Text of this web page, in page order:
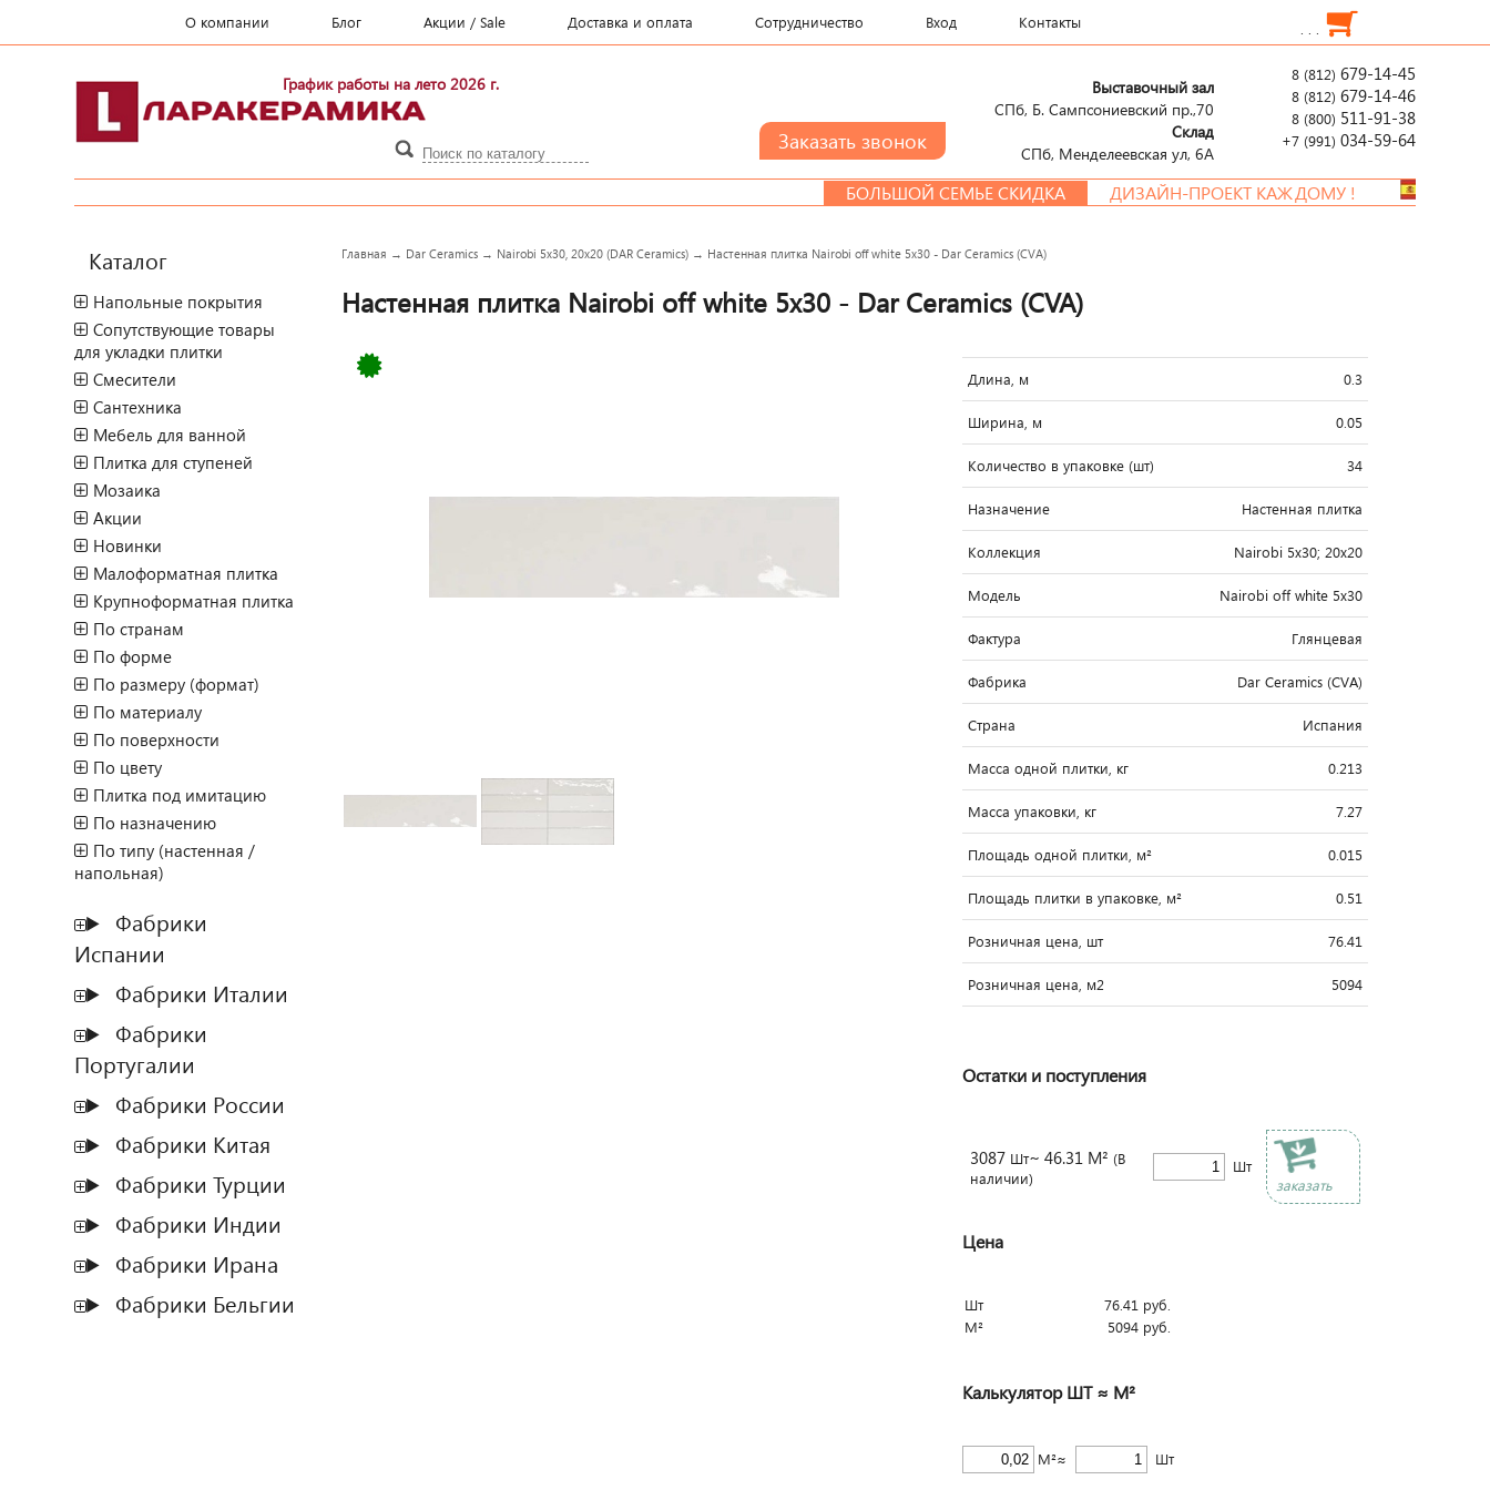
О компании Блог Акции / Sale Доставка и оплата Сотрудничество Вход Контакты . . .
График работы на лето 2026 г. 8 (812) 679-14-45
8 (812) 679-14-46
8 (800) 511-91-38
+7 (991) 034-59-64
Выставочный зал
СПб, Б. Сампсониевский пр.,70
Склад
СПб, Менделеевcкая ул, 6А
БОЛЬШОЙ СЕМЬЕ СКИДКА ДИЗАЙН-ПРОЕКТ КАЖДОМУ !
Каталог
Напольные покрытия
Сопутствующие товары
для укладки плитки
Смесители
Сантехника
Мебель для ванной
Плитка для ступеней
Мозаика
Акции
Новинки
Малоформатная плитка
Крупноформатная плитка
По странам
По форме
По размеру (формат)
По материалу
По поверхности
По цвету
Плитка под имитацию
По назначению
По типу (настенная /
напольная)
Фабрики
Испании
Фабрики Италии
Фабрики
Португалии
Фабрики России
Фабрики Китая
Фабрики Турции
Фабрики Индии
Фабрики Ирана
Фабрики Бельгии
Главная → Dar Ceramics → Nairobi 5x30, 20x20 (DAR Ceramics) → Настенная плитка Nairobi off white 5x30 - Dar Ceramics (CVA)
Настенная плитка Nairobi off white 5x30 - Dar Ceramics (CVA)
Длина, м 0.3
Ширина, м 0.05
Количество в упаковке (шт) 34
Назначение Настенная плитка
Коллекция Nairobi 5x30; 20x20
Модель Nairobi off white 5x30
Фактура Глянцевая
Фабрика Dar Ceramics (CVA)
Страна Испания
Масса одной плитки, кг 0.213
Масса упаковки, кг 7.27
Площадь одной плитки, м² 0.015
Площадь плитки в упаковке, м² 0.51
Розничная цена, шт 76.41
Розничная цена, м2 5094
Остатки и поступления
3087Шт~ 46.31 М² (В
наличии)
Шт
заказать
Цена
Шт 76.41руб.
М²
5094руб.
Калькулятор ШТ ≈ М²
М²≈ Шт